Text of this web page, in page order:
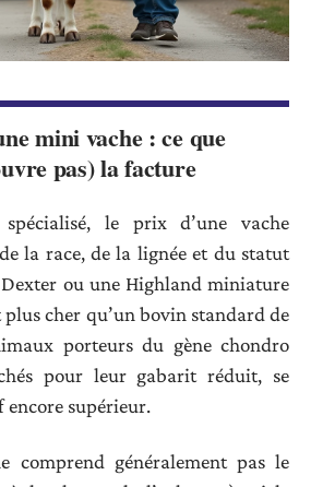
mini vache : ce que
pas) la facture
le prix d’une vache
la race, de la lignée et du statut
ou une Highland miniature
cher qu’un bovin standard de
porteurs du gène chondro
pour leur gabarit réduit, se
supérieur.
comprend généralement pas le